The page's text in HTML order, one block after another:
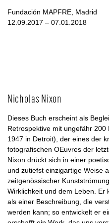
Fundación MAPFRE, Madrid
12.09.2017 – 07.01.2018
Nicholas Nixon
Dieses Buch erscheint als
Retrospektive mit ungefähr
1947 in Detroit), der eines der
fotografischen OEuvres der
Nixon drückt sich in einer
und zutiefst einzigartige Weise
zeitgenössischer
Wirklichkeit und dem Leben. Er
als einer Beschreibung, die
werden kann; so entwickelt er